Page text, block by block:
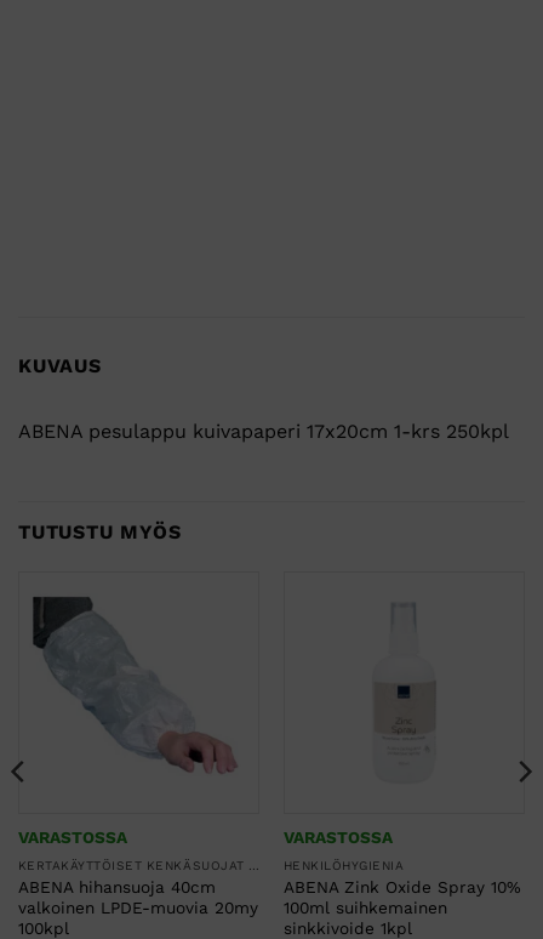
KUVAUS
ABENA pesulappu kuivapaperi 17x20cm 1-krs 250kpl
TUTUSTU MYÖS
VARASTOSSA
ABENA hihansuoja 40cm
valkoinen LPDE-muovia 20my
100kpl
VARASTOSSA
HENKILÖHYGIENIA
ABENA Zink Oxide Spray 10%
100ml suihkemainen
sinkkivoide 1kpl